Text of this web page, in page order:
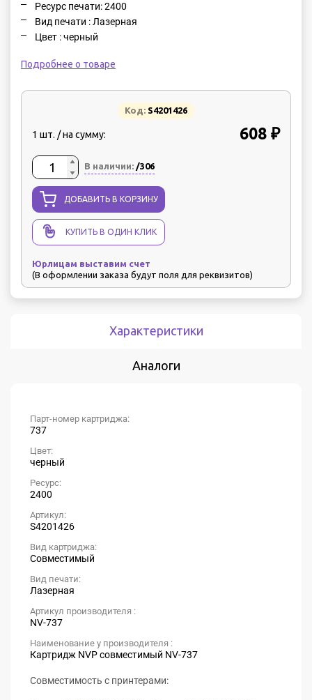
Ресурс печати: 2400
Вид печати : Лазерная
Цвет : черный
Подробнее о товаре
Код: S4201426
1 шт. / на сумму: 608 ₽
В наличии: /306
ДОБАВИТЬ В КОРЗИНУ
КУПИТЬ В ОДИН КЛИК
Юрлицам выставим счет
(В оформлении заказа будут поля для реквизитов)
Характеристики
Аналоги
Парт-номер картриджа:
737
Цвет:
черный
Ресурс:
2400
Артикул:
S4201426
Вид картриджа:
Совместимый
Вид печати:
Лазерная
Артикул производителя :
NV-737
Наименование у производителя :
Картридж NVP совместимый NV-737
Совместимость с принтерами: